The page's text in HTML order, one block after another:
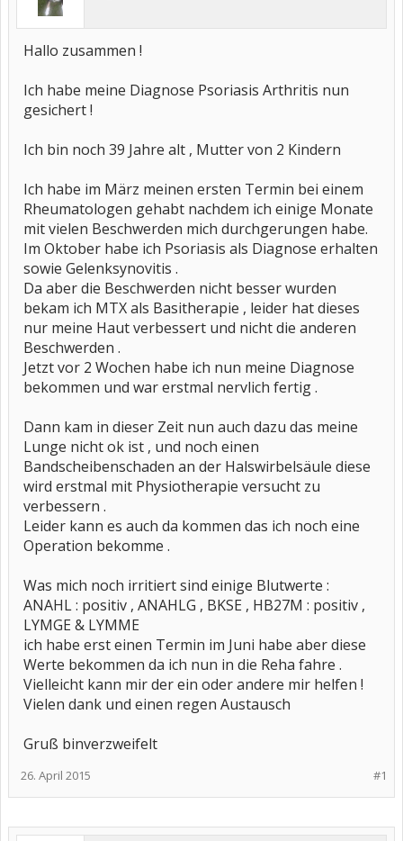
Hallo zusammen !
Ich habe meine Diagnose Psoriasis Arthritis nun
gesichert !
Ich bin noch 39 Jahre alt , Mutter von 2 Kindern
Ich habe im März meinen ersten Termin bei einem
Rheumatologen gehabt nachdem ich einige Monate
mit vielen Beschwerden mich durchgerungen habe.
Im Oktober habe ich Psoriasis als Diagnose erhalten
sowie Gelenksynovitis .
Da aber die Beschwerden nicht besser wurden
bekam ich MTX als Basitherapie , leider hat dieses
nur meine Haut verbessert und nicht die anderen
Beschwerden .
Jetzt vor 2 Wochen habe ich nun meine Diagnose
bekommen und war erstmal nervlich fertig .
Dann kam in dieser Zeit nun auch dazu das meine
Lunge nicht ok ist , und noch einen
Bandscheibenschaden an der Halswirbelsäule diese
wird erstmal mit Physiotherapie versucht zu
verbessern .
Leider kann es auch da kommen das ich noch eine
Operation bekomme .
Was mich noch irritiert sind einige Blutwerte :
ANAHL : positiv , ANAHLG , BKSE , HB27M : positiv ,
LYMGE & LYMME
ich habe erst einen Termin im Juni habe aber diese
Werte bekommen da ich nun in die Reha fahre .
Vielleicht kann mir der ein oder andere mir helfen !
Vielen dank und einen regen Austausch
Gruß binverzweifelt
#1
26. April 2015